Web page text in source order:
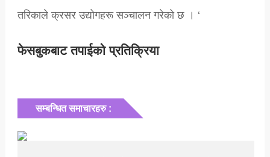
तरिकाले क्रसर उद्योगहरू सञ्चालन गरेको छ । ‘
फेसबुकबाट तपाईको प्रतिक्रिया
सम्बन्धित समाचारहरु :